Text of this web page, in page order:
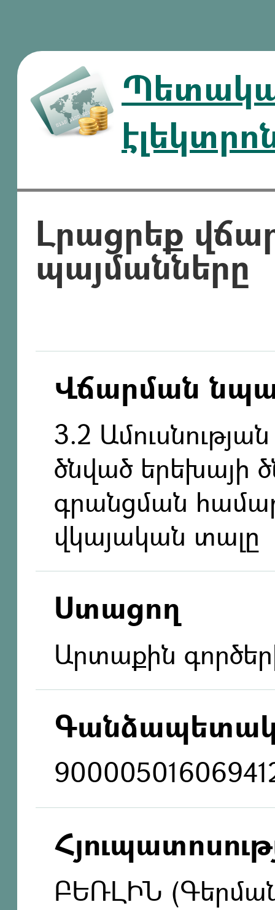
Լրացրեք
պայմանները
Վճարման
3.2
ծնված երեխայի
գրանցման
վկայական տալը
Ստացող
Արտաքին
ԲԵՌԼԻՆ